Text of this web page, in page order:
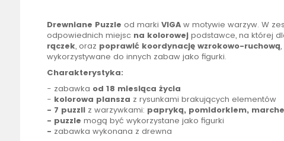
Drewniane Puzzle od marki VIGAw motywie warzyw. W
odpowiednich miejsc na kolorowejpodstawce, na której
rączek, oraz poprawić koordynację wzrokowo-ruchową
wykorzystywane do innych zabaw jako figurki.
Charakterystyka:
- zabawka od 18 miesiąca życia
- kolorowa plansza z rysunkami brakujących elementów
- 7 puzzli z warzywkami: papryką, pomidorkiem,
- puzzle mogą być wykorzystane jako figurki
- zabawka wykonana z drewna